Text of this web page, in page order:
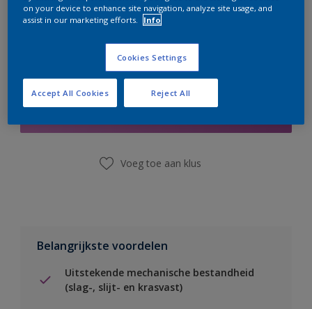
Boodschappenlijst
Voeg toe aan klus
Belangrijkste voordelen
Uitstekende mechanische bestandheid
(slag-, slijt- en krasvast)
on your device to enhance site navigation, analyze site usage, and
assist in our marketing efforts.
Info
Cookies Settings
Reject All
Accept All Cookies